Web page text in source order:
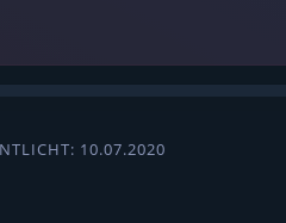
10.07.2020